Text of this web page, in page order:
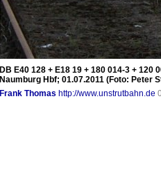
DB E40 128 + E18 19 + 180 014-3 +
Naumburg Hbf; 01.07.2011 (Foto: Peter
Frank Thomas http://www.unstrutbahn.de